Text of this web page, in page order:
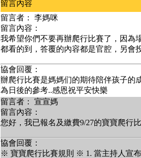
留言內容
留言者： 李媽咪
留言內容：
我希望你們不要再辦爬行比賽了，因為
都看的到，答覆的內容都是官腔，另會
協會回覆：
辦爬行比賽是媽媽们的期待陪伴孩子的
為日後的參考..感恩祝平安快樂
留言者： 宣宣媽
留言內容：
您好，我已報名及繳費9/27的寶寶爬行
協會回覆：
※ 寶寶爬行比賽規則 ※ 1. 當主持人宣